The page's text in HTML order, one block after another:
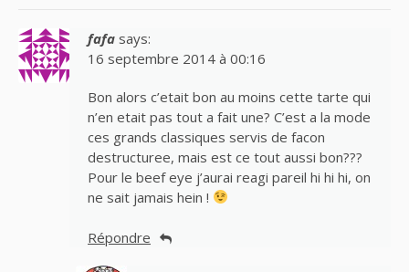
fafa says:
16 septembre 2014 à 00:16
Bon alors c’etait bon au moins cette tarte qui
n’en etait pas tout a fait une? C’est a la mode
ces grands classiques servis de facon
destructuree, mais est ce tout aussi bon???
Pour le beef eye j’aurai reagi pareil hi hi hi, on
ne sait jamais hein !
Répondre